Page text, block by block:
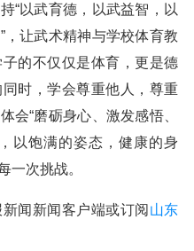
“以武育德，以武益智，以
让武术精神与学校体育教
的不仅仅是体育，更是德
时，学会尊重他人，尊重
会“磨砺身心、激发感悟、
以饱满的姿态，健康的身
一次挑战。
闻新闻客户端或订阅 山东